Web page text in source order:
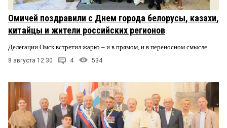
Омичей поздравили с Днем города белорусы, казахи,
китайцы и жители российских регионов
Делегации Омск встретил жарко – и в прямом, и в переносном смысле.
8 августа 12:30 4 534